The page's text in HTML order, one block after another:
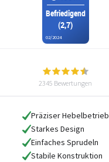
Befriedigend
(2,7)
02/2024
2345 Bewertungen
Präziser Hebelbetrieb
Starkes Design
Einfaches Sprudeln
Stabile Konstruktion